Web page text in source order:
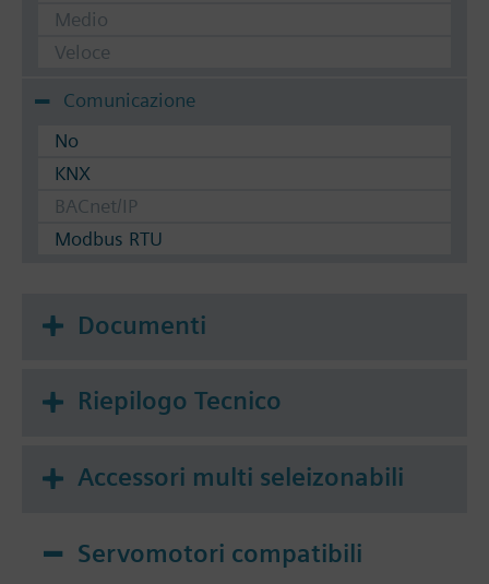
Medio
Veloce
Comunicazione
No
KNX
BACnet/IP
Modbus RTU
Documenti
Riepilogo Tecnico
Accessori multi seleizonabili
Servomotori compatibili